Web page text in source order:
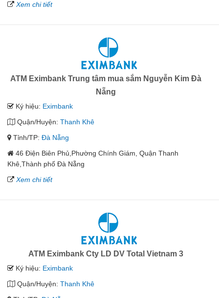
Xem chi tiết
ATM Eximbank Trung tâm mua sắm Nguyễn Kim Đà
Nẵng
Ký hiệu: Eximbank
Quận/Huyện: Thanh Khê
Tỉnh/TP: Đà Nẵng
46 Điện Biên Phủ,Phường Chính Giám, Quận Thanh
Khê,Thành phố Đà Nẵng
Xem chi tiết
ATM Eximbank Cty LD DV Total Vietnam 3
Ký hiệu: Eximbank
Quận/Huyện: Thanh Khê